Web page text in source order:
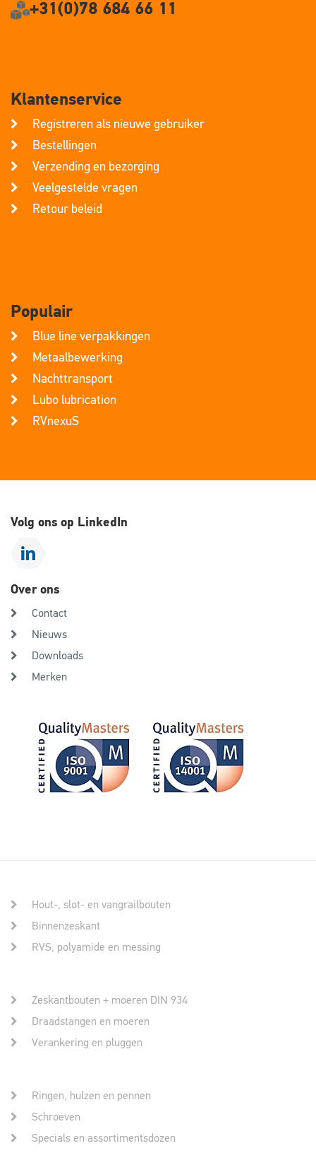
+31(0)78 684 66 11
Klantenservice
Registreren als nieuwe gebruiker
Bestellingen
Verzending en bezorging
Veelgestelde vragen
Retour beleid
Populair
Blue line verpakkingen
Metaalbewerking
Nachttransport
Lubo lubrication
RVnexuS
Volg ons op LinkedIn
Over ons
Contact
Nieuws
Downloads
Merken
Hout-, slot- en vangrailbouten
Binnenzeskant
RVS, polyamide en messing
Zeskantbouten + moeren DIN 934
Draadstangen en moeren
Verankering en pluggen
Ringen, hulzen en pennen
Schroeven
Specials en assortimentsdozen